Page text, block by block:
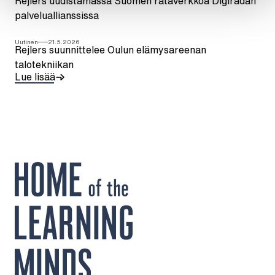
palveluallianssissa
Uutinen 21.5.2026
Rejlers suunnittelee Oulun elämysareenan
talotekniikan
Lue lisää